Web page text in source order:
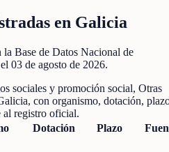
en Galicia
la Base de Datos Nacional de
03 de agosto de 2026.
sociales y promoción social, Otras
, con organismo, dotación,
al registro oficial.
Dotación Plazo